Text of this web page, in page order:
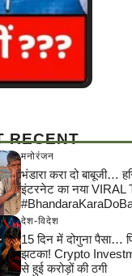
RECENT
मनोरंजन
भंडारा करा दो बाबूजी…
इंटरनेट का नया VIRAL
देश-विदेश
15 दिन में दोगुना पैसा…
झटका! Crypto
से हुई करोड़ों की ठगी